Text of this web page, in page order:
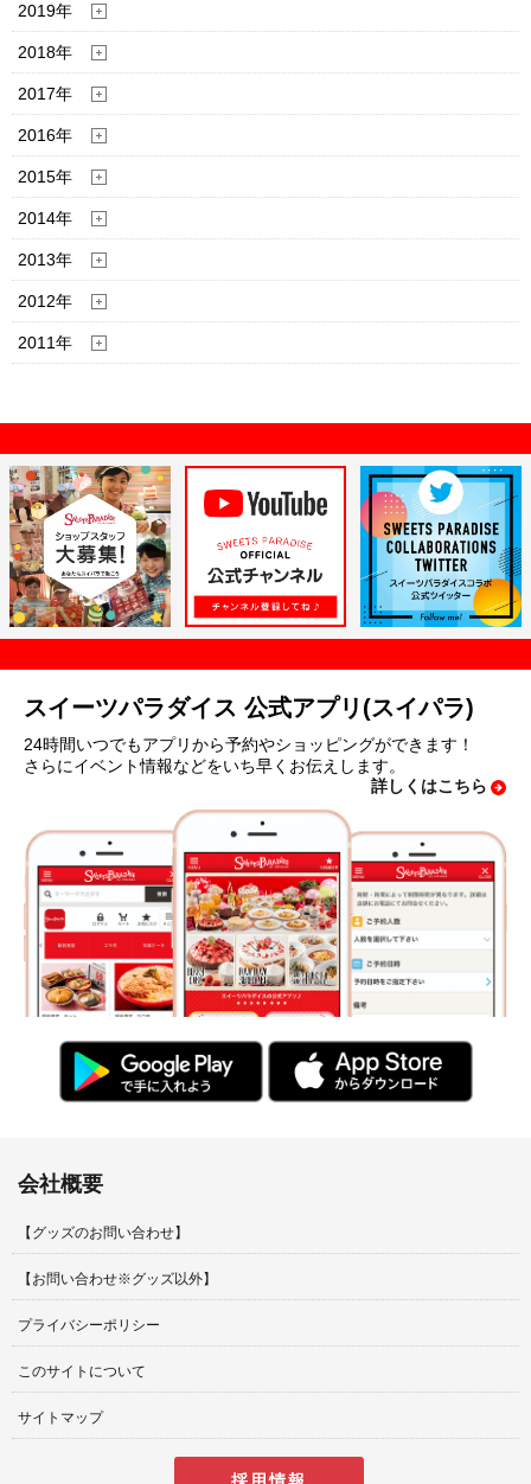
2019年
2018年
2017年
2016年
2015年
2014年
2013年
2012年
2011年
スイーツパラダイス 公式アプリ(スイパラ)
24時間いつでもアプリから予約やショッピングができます！
さらにイベント情報などをいち早くお伝えします。
詳しくはこちら
会社概要
【グッズのお問い合わせ】
【お問い合わせ※グッズ以外】
プライバシーポリシー
このサイトについて
サイトマップ
採用情報